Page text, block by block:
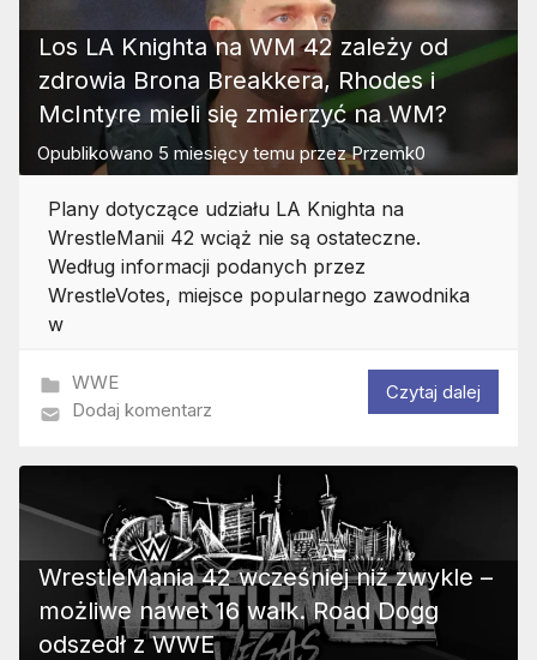
Los LA Knighta na WM 42 zależy od
zdrowia Brona Breakkera, Rhodes i
McIntyre mieli się zmierzyć na WM?
Opublikowano 5 miesięcy temu przezPrzemk0
Plany dotyczące udziału LA Knighta na
WrestleManii 42 wciąż nie są ostateczne.
Według informacji podanych przez
WrestleVotes, miejsce popularnego zawodnika
w
WWE
Dodaj komentarz
Czytaj dalej
WrestleMania 42 wcześniej niż zwykle –
możliwe nawet 16 walk. Road Dogg
odszedł z WWE